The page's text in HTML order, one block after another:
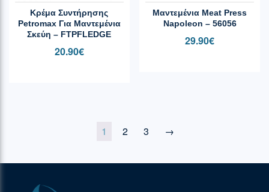
Κρέμα Συντήρησης
Petromax Για Μαντεμένια
Σκεύη – FTPFLEDGE
20.90€
Μαντεμένια Meat Press
Napoleon – 56056
29.90€
1 2 3 →